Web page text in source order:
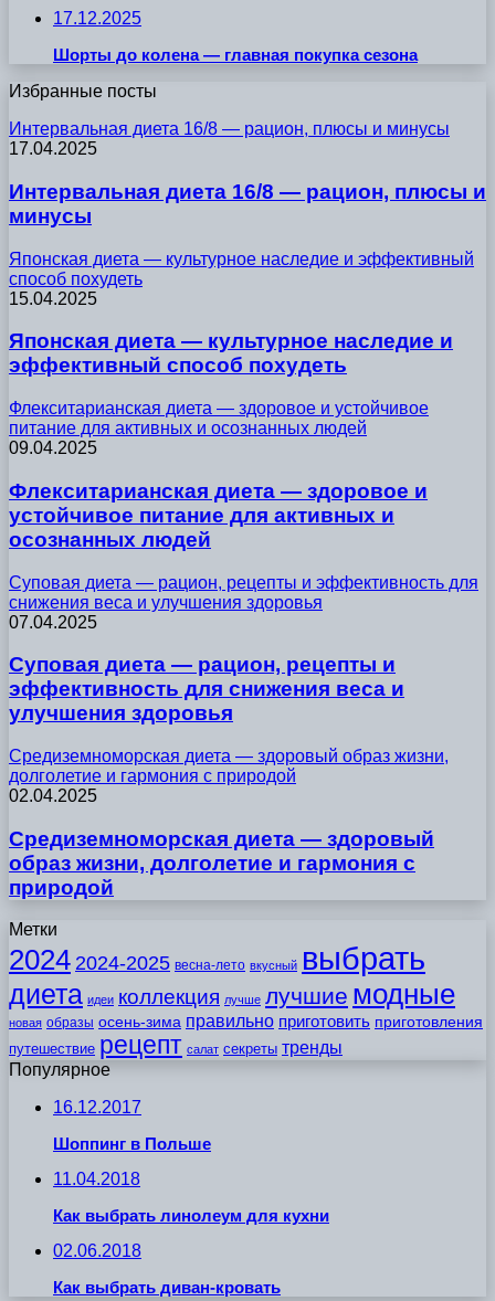
17.12.2025
Шорты до колена — главная покупка сезона
Избранные посты
Интервальная диета 16/8 — рацион, плюсы и минусы
17.04.2025
Интервальная диета 16/8 — рацион, плюсы и
минусы
Японская диета — культурное наследие и эффективный
способ похудеть
15.04.2025
Японская диета — культурное наследие и
эффективный способ похудеть
Флекситарианская диета — здоровое и устойчивое
питание для активных и осознанных людей
09.04.2025
Флекситарианская диета — здоровое и
устойчивое питание для активных и
осознанных людей
Суповая диета — рацион, рецепты и эффективность для
снижения веса и улучшения здоровья
07.04.2025
Суповая диета — рацион, рецепты и
эффективность для снижения веса и
улучшения здоровья
Средиземноморская диета — здоровый образ жизни,
долголетие и гармония с природой
02.04.2025
Средиземноморская диета — здоровый
образ жизни, долголетие и гармония с
природой
Метки
2024 2024-2025 весна-лето вкусный выбрать
диета идеи коллекция лучше лучшие модные
новая образы осень-зима правильно приготовить приготовления
путешествие рецепт салат секреты тренды
Популярное
16.12.2017
Шоппинг в Польше
11.04.2018
Как выбрать линолеум для кухни
02.06.2018
Как выбрать диван-кровать